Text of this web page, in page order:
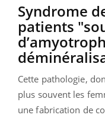
Syndrome
patients
Cette pathologie,
plus souvent les
une fabrication de